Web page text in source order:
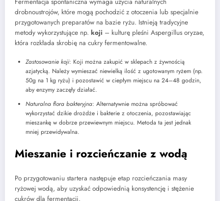
drobnoustrojów, które mogą pochodzić z otoczenia lub specjalnie
przygotowanych preparatów na bazie ryżu. Istnieją tradycyjne
metody wykorzystujące np. koji – kulturę pleśni Aspergillus oryzae,
która rozkłada skrobię na cukry fermentowalne.
Zastosowanie koji: Koji można zakupić w sklepach z żywnością
azjatycką. Należy wymieszać niewielką ilość z ugotowanym ryżem (np.
50g na 1 kg ryżu) i pozostawić w ciepłym miejscu na 24–48 godzin,
aby enzymy zaczęły działać.
Naturalna flora bakteryjna: Alternatywnie można spróbować
wykorzystać dzikie drożdże i bakterie z otoczenia, pozostawiając
mieszankę w dobrze przewiewnym miejscu. Metoda ta jest jednak
mniej przewidywalna.
Mieszanie i rozcieńczanie z wodą
Po przygotowaniu startera następuje etap rozcieńczania masy
ryżowej wodą, aby uzyskać odpowiednią konsystencję i stężenie
cukrów dla fermentacji.